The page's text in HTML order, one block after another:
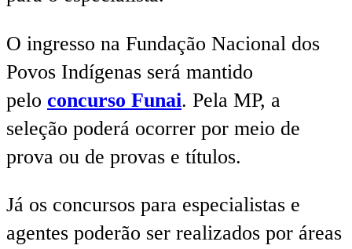
O ingresso na Fundação Nacional dos
Povos Indígenas será mantido
pelo concurso Funai. Pela MP, a
seleção poderá ocorrer por meio de
prova ou de provas e títulos.
Já os concursos para especialistas e
agentes poderão ser realizados por áreas